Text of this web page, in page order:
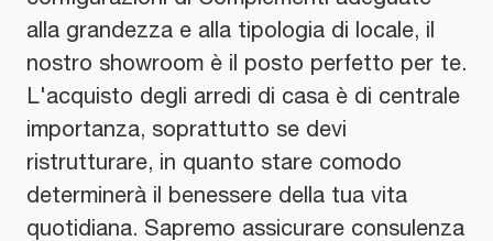
alla grandezza e alla tipologia di locale, il
nostro showroom è il posto perfetto per te.
L'acquisto degli arredi di casa è di centrale
importanza, soprattutto se devi
ristrutturare, in quanto stare comodo
determinerà il benessere della tua vita
quotidiana. Sapremo assicurare consulenza